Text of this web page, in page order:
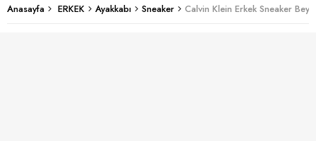
Anasayfa ERKEK Ayakkabı Sneaker Calvin Klein Erkek Sneaker